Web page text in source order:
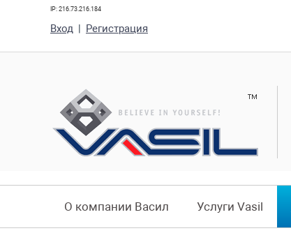
IP: 216.73.216.184
Вход | Регистрация
О компании Васил Услуги Vasil